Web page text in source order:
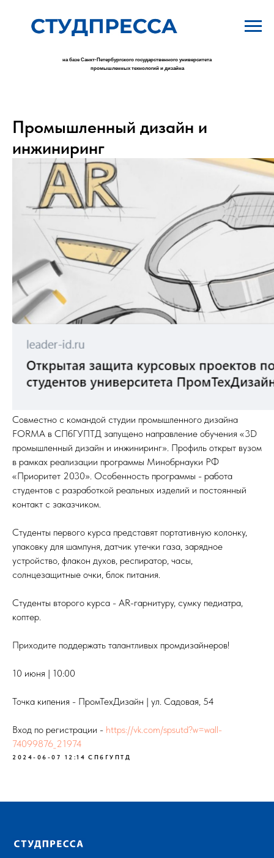
на базе Санкт-Петербургского государственного университета
промышленных технологий и дизайна
Промышленный дизайн и
инжиниринг
Совместно с командой студии промышленного дизайна
FORMA в СПбГУПТД запущено направление обучения «3D
промышленный дизайн и инжиниринг». Профиль открыт вузом
в рамках реализации программы Минобрнауки РФ
«Приоритет 2030». Особенность программы - работа
студентов с разработкой реальных изделий и постоянный
контакт с заказчиком.
Студенты первого курса представят портативную колонку,
упаковку для шампуня, датчик утечки газа, зарядное
устройство, флакон духов, респиратор, часы,
солнцезащитные очки, блок питания.
Студенты второго курса - AR-гарнитуру, сумку педиатра,
коптер.
Приходите поддержать талантливых промдизайнеров!
10 июня | 10:00
Точка кипения - ПромТехДизайн | ул. Садовая, 54
Вход по регистрации - https://vk.com/spsutd?w=wall-
74099876_21974
2024-06-07 12:14 СПбГУПТД